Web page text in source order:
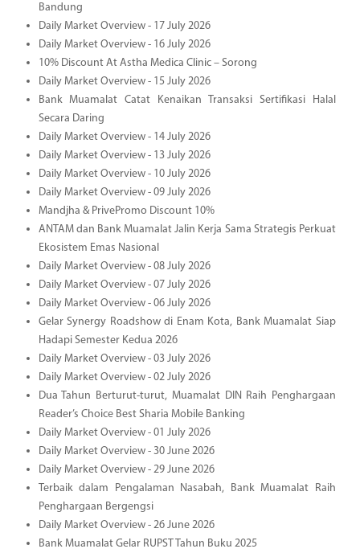
Bandung
Daily Market Overview - 17 July 2026
Daily Market Overview - 16 July 2026
10% Discount At Astha Medica Clinic – Sorong
Daily Market Overview - 15 July 2026
Bank Muamalat Catat Kenaikan Transaksi Sertifikasi Halal
Secara Daring
Daily Market Overview - 14 July 2026
Daily Market Overview - 13 July 2026
Daily Market Overview - 10 July 2026
Daily Market Overview - 09 July 2026
Mandjha & PrivePromo Discount 10%
ANTAM dan Bank Muamalat Jalin Kerja Sama Strategis Perkuat
Ekosistem Emas Nasional
Daily Market Overview - 08 July 2026
Daily Market Overview - 07 July 2026
Daily Market Overview - 06 July 2026
Gelar Synergy Roadshow di Enam Kota, Bank Muamalat Siap
Hadapi Semester Kedua 2026
Daily Market Overview - 03 July 2026
Daily Market Overview - 02 July 2026
Dua Tahun Berturut-turut, Muamalat DIN Raih Penghargaan
Reader’s Choice Best Sharia Mobile Banking
Daily Market Overview - 01 July 2026
Daily Market Overview - 30 June 2026
Daily Market Overview - 29 June 2026
Terbaik dalam Pengalaman Nasabah, Bank Muamalat Raih
Penghargaan Bergengsi
Daily Market Overview - 26 June 2026
Bank Muamalat Gelar RUPST Tahun Buku 2025